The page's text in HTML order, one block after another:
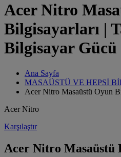
Acer Nitro
Bilgisayarları |
Bilgisayar
Ana Sayfa
MASAÜSTÜ VE HEPSİ
Acer Nitro Masaüstü Oyun
Acer Nitro
Karşılaştır
Acer Nitro Masaüstü